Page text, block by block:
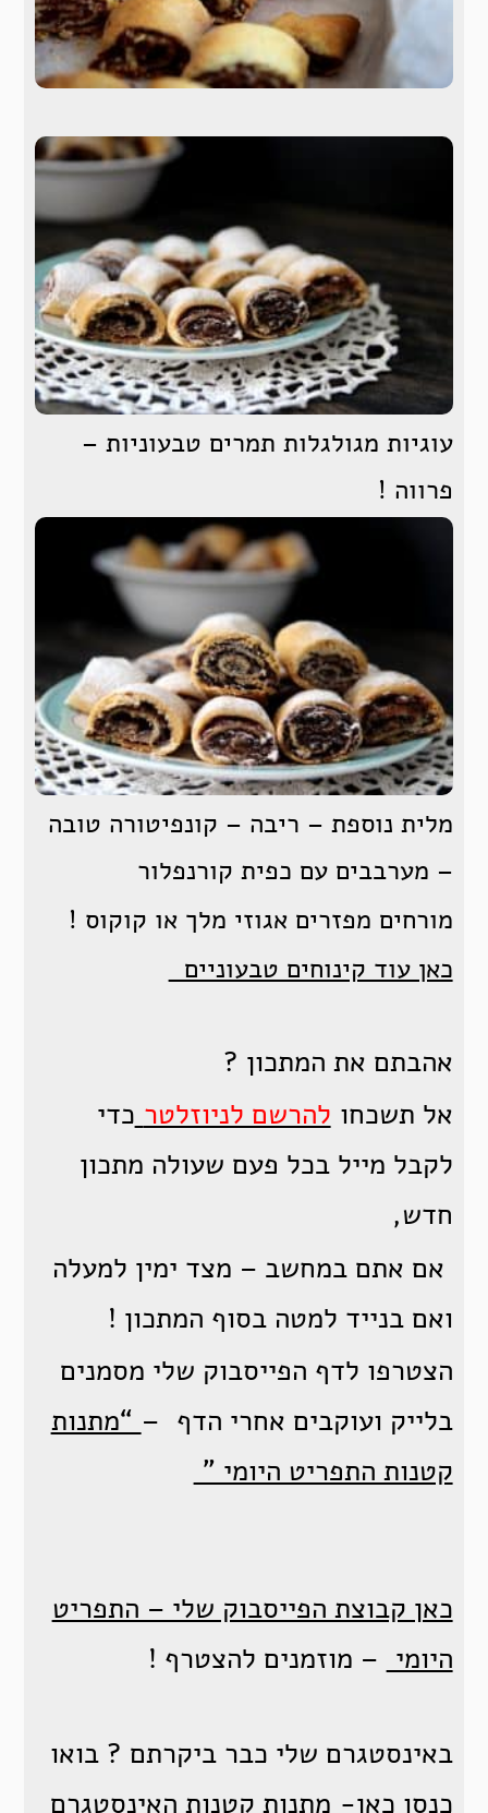
עוגיות מגולגלות תמרים טבעוניות –
פרווה !
מלית נוספת – ריבה – קונפיטורה טובה
– מערבבים עם כפית קורנפלור
מורחים מפזרים אגוזי מלך או קוקוס !
כאן עוד קינוחים טבעוניים
אהבתם את המתכון ?
אל תשכחו להרשם לניוזלטר כדי
לקבל מייל בכל פעם שעולה מתכון
חדש,
אם אתם במחשב – מצד ימין למעלה
ואם בנייד למטה בסוף המתכון !
הצטרפו לדף הפייסבוק שלי מסמנים
בלייק ועוקבים אחרי הדף – “מתנות
קטנות התפריט היומי ”
כאן קבוצת הפייסבוק שלי – התפריט
היומי – מוזמנים להצטרף !
באינסטגרם שלי כבר ביקרתם ? בואו
כנסו כאן- מתנות קטנות האינסטגרם